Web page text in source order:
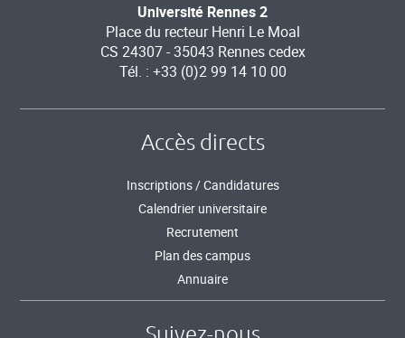
Université Rennes 2
Place du recteur Henri Le Moal
CS 24307 - 35043 Rennes cedex
Tél. : +33 (0)2 99 14 10 00
Accès directs
Inscriptions / Candidatures
Calendrier universitaire
Recrutement
Plan des campus
Annuaire